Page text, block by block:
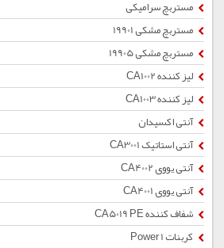
مستربچ سرامیکی
مستربچ مشکی 19901
مستربچ مشکی 19905
لیز کننده CA1002
لیز کننده CA1003
آنتی اکسیدان
آنتی استاتیک CA3001
آنتی یووی CA4002
آنتی یووی CA4001
شفاف کننده CA5019 PE
کربنات Power 1